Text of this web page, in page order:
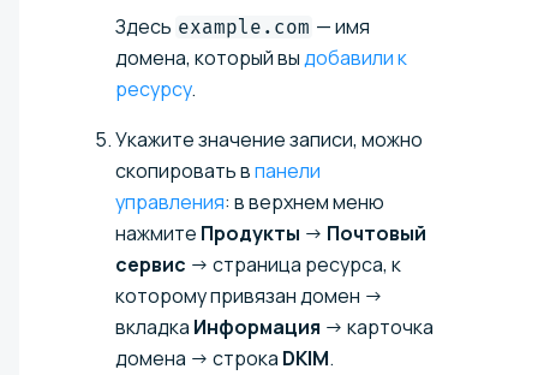
Здесь example.com — имя
домена, который выдобавили к
ресурсу.
Укажите значение записи, можно
скопировать впанели
управления: в верхнем меню
нажмите Продукты → Почтовый
сервис → страница ресурса, к
которому привязан домен →
вкладка Информация → карточка
домена → строка DKIM.